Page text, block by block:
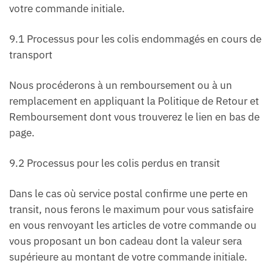
votre commande initiale.
9.1 Processus pour les colis endommagés en cours de
transport
Nous procéderons à un remboursement ou à un
remplacement en appliquant la Politique de Retour et
Remboursement dont vous trouverez le lien en bas de
page.
9.2 Processus pour les colis perdus en transit
Dans le cas où service postal confirme une perte en
transit, nous ferons le maximum pour vous satisfaire
en vous renvoyant les articles de votre commande ou
vous proposant un bon cadeau dont la valeur sera
supérieure au montant de votre commande initiale.